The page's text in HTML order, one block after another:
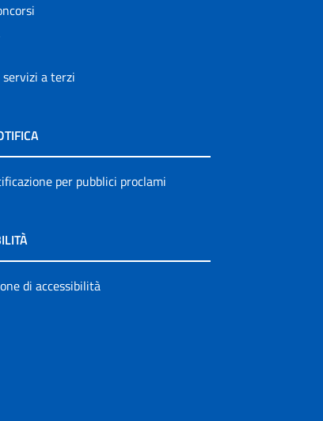
a terzi
per pubblici proclami
di accessibilità